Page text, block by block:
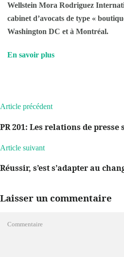
Wellstein Mora Rodriguez
cabinet d’avocats de type «
Washington DC et à Montréal.
En savoir plus
Article précédent
PR 201: Les relations de presse
Article suivant
Réussir, s’est s’adapter au
Laisser un commentaire